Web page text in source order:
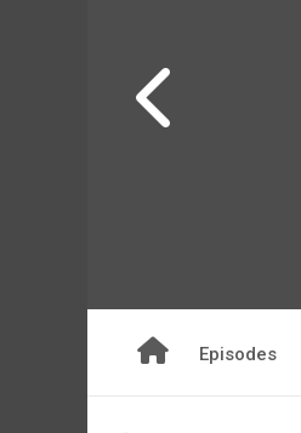
Episodes